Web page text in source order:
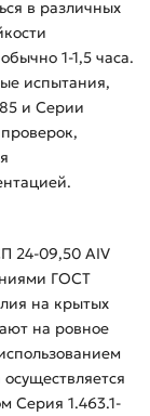
в различных
1-1,5 часа.
испытания,
и Серии
проверок,
24-09,50 АIV
ГОСТ
на крытых
на ровное
Серия 1.463.1-